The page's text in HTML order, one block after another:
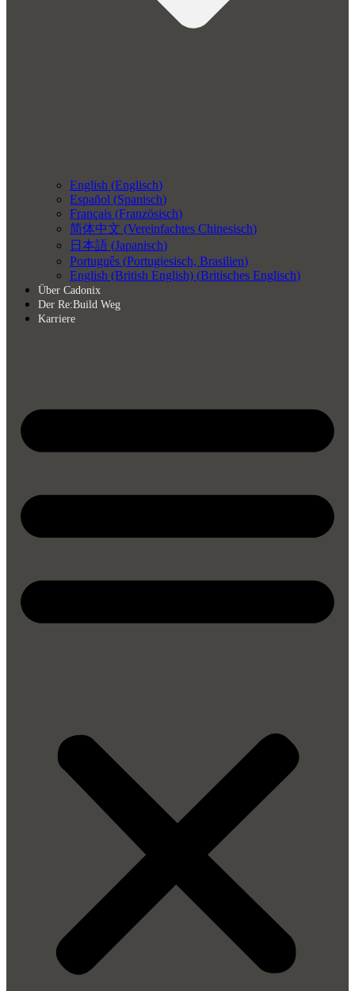
English (Englisch)
Español (Spanisch)
Français (Französisch)
简体中文 (Vereinfachtes Chinesisch)
日本語 (Japanisch)
Português (Portugiesisch, Brasilien)
English (British English) (Britisches Englisch)
Über Cadonix
Der Re:Build Weg
Karriere